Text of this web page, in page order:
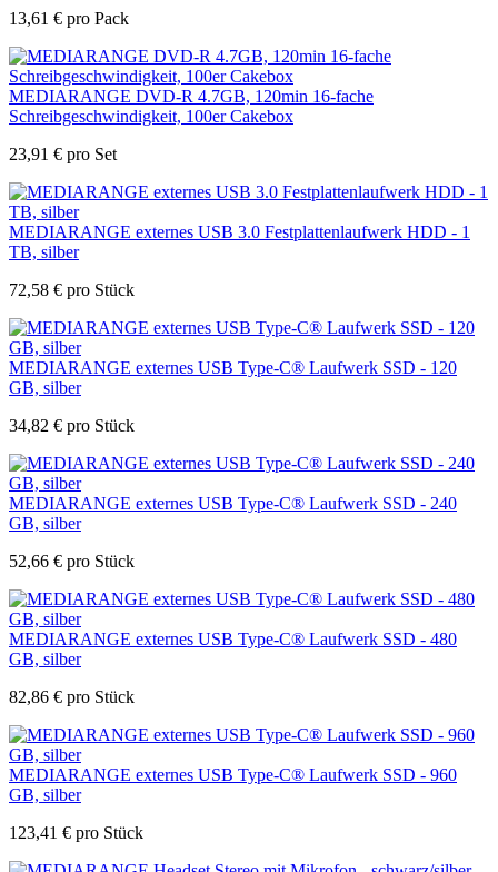
13,61 € pro Pack
MEDIARANGE DVD-R 4.7GB, 120min 16-fache
Schreibgeschwindigkeit, 100er Cakebox
23,91 € pro Set
MEDIARANGE externes USB 3.0 Festplattenlaufwerk HDD - 1
TB, silber
72,58 € pro Stück
MEDIARANGE externes USB Type-C® Laufwerk SSD - 120
GB, silber
34,82 € pro Stück
MEDIARANGE externes USB Type-C® Laufwerk SSD - 240
GB, silber
52,66 € pro Stück
MEDIARANGE externes USB Type-C® Laufwerk SSD - 480
GB, silber
82,86 € pro Stück
MEDIARANGE externes USB Type-C® Laufwerk SSD - 960
GB, silber
123,41 € pro Stück